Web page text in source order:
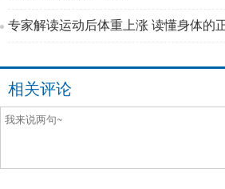
专家解读运动后体重上涨 读懂身体的
相关评论